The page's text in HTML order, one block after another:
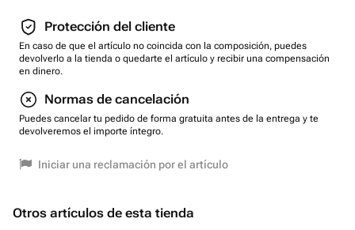
Protección del cliente
En caso de que el artículo no coincida con la composición, puedes
devolverlo a la tienda o quedarte el artículo y recibir una compensación
en dinero.
Normas de cancelación
Puedes cancelar tu pedido de forma gratuita antes de la entrega y te
devolveremos el importe íntegro.
Iniciar una reclamación por el artículo
Otros artículos de esta tienda